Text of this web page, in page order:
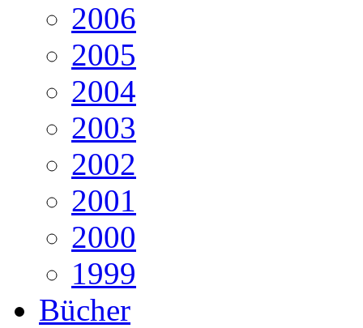
2006
2005
2004
2003
2002
2001
2000
1999
Bücher